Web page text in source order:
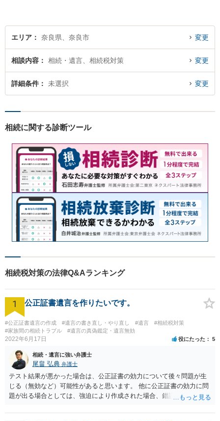
エリア 奈良県、奈良市 変更
相談内容 相続・遺言、相続税対策 変更
詳細条件 未選択 変更
相続に関する診断ツール
相続税対策の法律Q&Aランキング
1 公正証書遺言を作りたいです。
#公正証書遺言の作成 #遺言の書き直し・やり直し #遺言
#相続税対策
#家族間の相続トラブル
#遺言の真偽鑑定・遺言無効
2022年6月17日 役にたった 5
相続・遺言に強い弁護士
尾畠 弘典 弁護士
テスト結果が悪かった場合は、公正証書の効力について後々問題が生
じる（無効など）可能性があると思います。 他に公正証書の効力に問
題が出る場合としては、強迫により作成された場合、錯誤（勘違い）
すが、弁護士に作成を依頼する場合は、１０～数十万円程度になるケ